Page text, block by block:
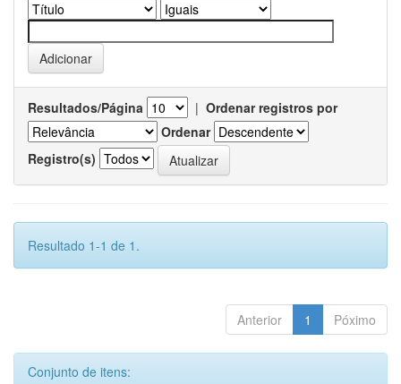
Resultados/Página | Ordenar registros por
Ordenar
Registro(s)
Resultado 1-1 de 1.
Anterior 1 Póximo
Conjunto de itens: